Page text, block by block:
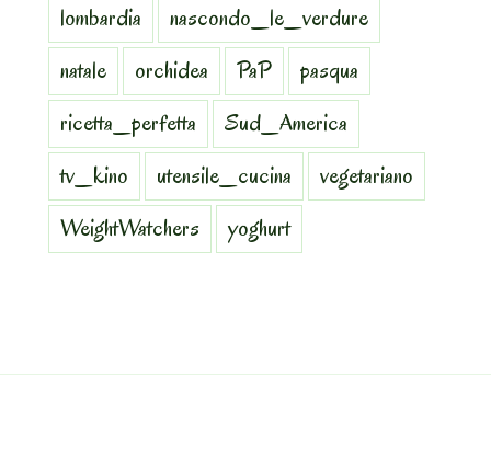
lombardia
nascondo_le_verdure
natale
orchidea PaP
pasqua
ricetta_perfetta
Sud_America
tv_kino
utensile_cucina
vegetariano
WeightWatchers
yoghurt